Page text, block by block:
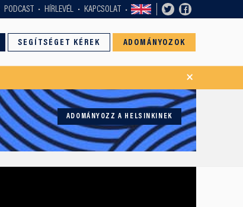
PODCAST HÍRLEVÉL KAPCSOLAT
SEGÍTSÉGET KÉREK ADOMÁNYOZOK
×
ADOMÁNYOZZ A HELSINKINEK